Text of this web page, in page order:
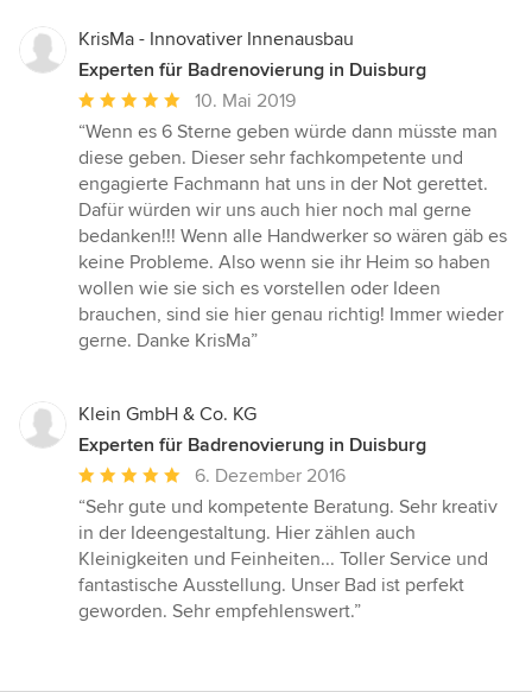
KrisMa - Innovativer Innenausbau
Experten für Badrenovierung in Duisburg
Durchschnittliche
Bewertung:
5
von
5
Sternen
10. Mai 2019
“Wenn es 6 Sterne geben würde dann müsste man
diese geben. Dieser sehr fachkompetente und
engagierte Fachmann hat uns in der Not gerettet.
Dafür würden wir uns auch hier noch mal gerne
bedanken!!! Wenn alle Handwerker so wären gäb es
keine Probleme. Also wenn sie ihr Heim so haben
wollen wie sie sich es vorstellen oder Ideen
brauchen, sind sie hier genau richtig! Immer wieder
gerne. Danke KrisMa”
Klein GmbH & Co. KG
Experten für Badrenovierung in Duisburg
Durchschnittliche
Bewertung:
5
von
5
Sternen
6. Dezember 2016
“Sehr gute und kompetente Beratung. Sehr kreativ
in der Ideengestaltung. Hier zählen auch
Kleinigkeiten und Feinheiten... Toller Service und
fantastische Ausstellung. Unser Bad ist perfekt
geworden. Sehr empfehlenswert.”